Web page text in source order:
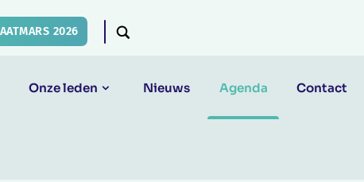
2026
Onze leden Nieuws Agenda Contact